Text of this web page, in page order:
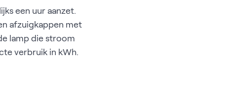
een uur aanzet.
afzuigkappen met
lamp die stroom
verbruik in kWh.